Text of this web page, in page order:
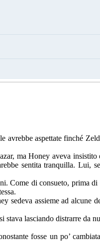
aspettate finché
ma Honey aveva insistito
sentita tranquilla. Lui,
Come di consueto, prima di
sedeva assieme ad alcune
stava lasciando distrarre da
fosse un po’